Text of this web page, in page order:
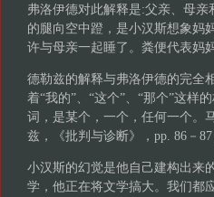
弗洛伊德对此解释是:父亲、母
的腿向空中蹬，是小汉斯想象妈
许与母亲一起睡了。粪便代表妈
德勒兹的解释与弗洛伊德的完全
着“我的”、“这个”、“那个”这样
词，是某个，一个，任何一个。
兹，《批判与诊断》，pp. 86－87
小汉斯的幻觉是他自己建构出来
学，他正在将文学搞大。我们都